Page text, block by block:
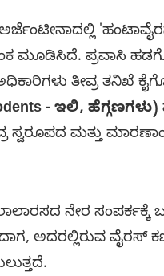
ಮೂಡಿಸಿದೆ. ಪ್ರವಾಸಿ
ತೀವ್ರ ತನಿಖೆ
- ಇಲಿ, ಹೆಗ್ಗಣಗಳು)
ಸ್ವರೂಪದ ಮತ್ತು
ನೇರ ಸಂಪರ್ಕಕ್ಕೆ
ಅದರಲ್ಲಿರುವ ವೈರಸ್